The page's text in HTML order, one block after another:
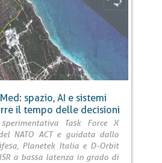
spazio, AI e sistemi
il tempo delle decisioni
Task Force X
NATO ACT e guidata dallo
Planetek Italia e D-Orbit
a bassa latenza in grado di